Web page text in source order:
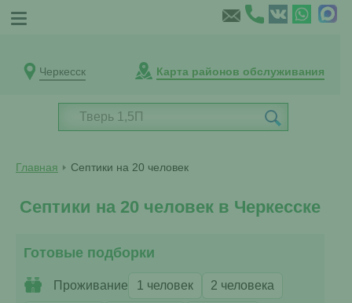
Черкесск Карта районов обслуживания
Главная Септики на 20 человек
Септики на 20 человек в Черкесске
Готовые подборки
Проживание 1 человек 2 человека